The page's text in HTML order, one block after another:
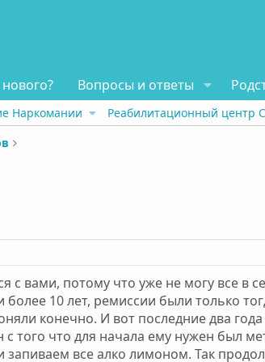
Вопросы и ответы
Наркомании Реабилитационный центр
с вами, потому что уже не могу все
10 лет, ремиссии были только
конечно. И вот последние два
того что для начала ему нужен был
запиваем все алко лимоном. Так